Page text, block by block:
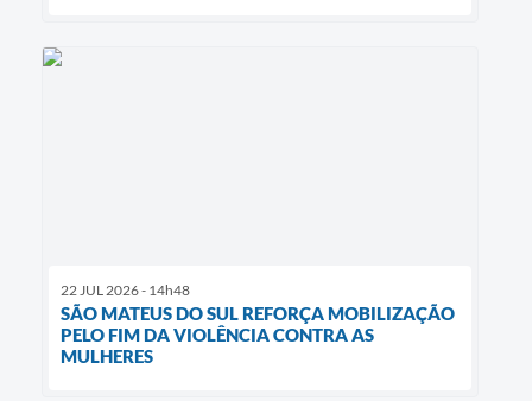
22 JUL 2026 - 14h48
SÃO MATEUS DO SUL REFORÇA MOBILIZAÇÃO
PELO FIM DA VIOLÊNCIA CONTRA AS
MULHERES